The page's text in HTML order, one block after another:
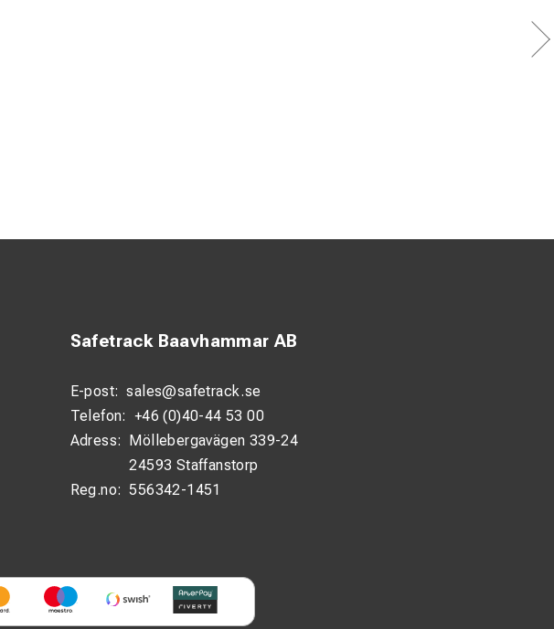
Safetrack Baavhammar AB
E-post: sales@safetrack.se
Telefon: +46 (0)40-44 53 00
Adress: Möllebergavägen 339-24
24593 Staffanstorp
Reg.no: 556342-1451